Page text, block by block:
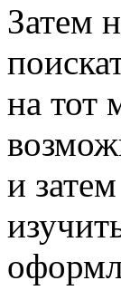
Затем
на тот
и